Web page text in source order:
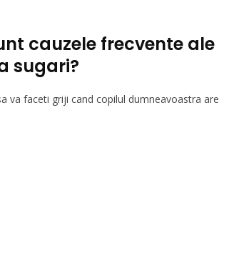
cauzele frecvente ale
sugari?
va faceti griji cand copilul dumneavoastra are